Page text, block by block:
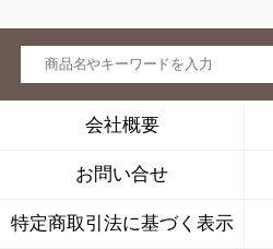
会社概要
お問い合せ
特定商取引法に基づく表示